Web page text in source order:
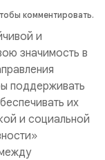
комментировать.
и
значимость в
поддерживать
их
и социальной